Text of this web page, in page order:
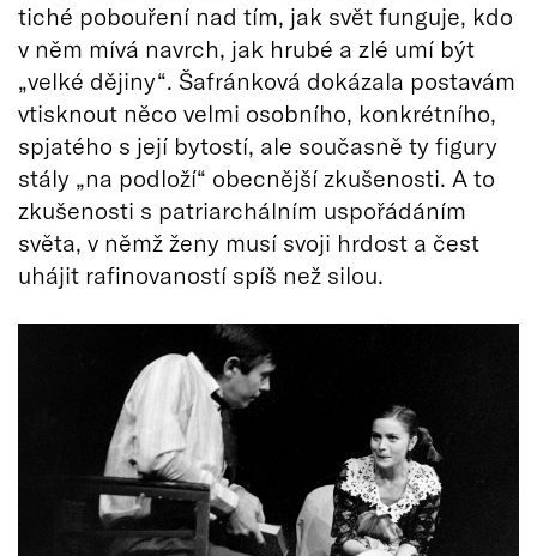
tiché pobouření nad tím, jak svět funguje, kdo
v něm mívá navrch, jak hrubé a zlé umí být
„velké dějiny“. Šafránková dokázala postavám
vtisknout něco velmi osobního, konkrétního,
spjatého s její bytostí, ale současně ty figury
stály „na podloží“ obecnější zkušenosti. A to
zkušenosti s patriarchálním uspořádáním
světa, v němž ženy musí svoji hrdost a čest
uhájit rafinovaností spíš než silou.